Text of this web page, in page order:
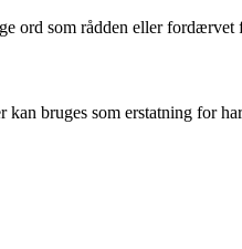
ord som rådden eller
bruges som erstatning for